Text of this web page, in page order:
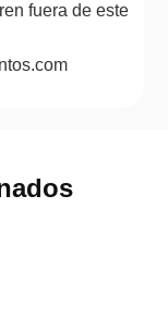
fuera de este